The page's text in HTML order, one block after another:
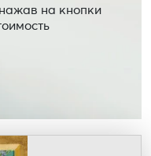
на кнопки